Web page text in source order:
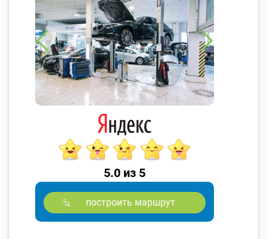
5.0 из 5
построить маршрут